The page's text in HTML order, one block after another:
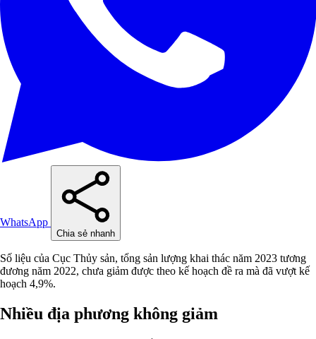
WhatsApp
Chia sẻ nhanh
Số liệu của Cục Thủy sản, tổng sản lượng khai thác năm 2023 tương
đương năm 2022, chưa giảm được theo kế hoạch đề ra mà đã vượt kế
hoạch 4,9%.
Nhiều địa phương không giảm